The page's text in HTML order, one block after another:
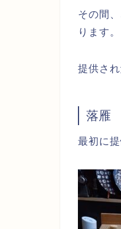
その間
ります。
提供さ
落雁
最初に